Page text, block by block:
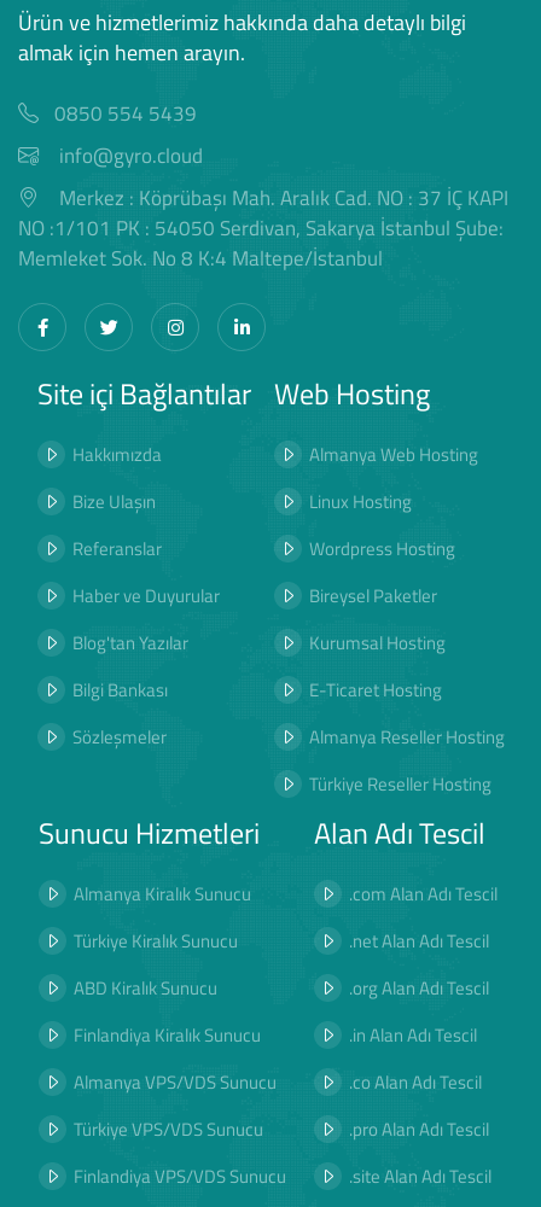
Ürün ve hizmetlerimiz hakkında daha detaylı bilgi
almak için hemen arayın.
0850 554 5439
info@gyro.cloud
Merkez : Köprübaşı Mah. Aralık Cad. NO : 37 İÇ KAPI
NO :1/101 PK : 54050 Serdivan, Sakarya İstanbul Şube:
Memleket Sok. No 8 K:4 Maltepe/İstanbul
Site içi Bağlantılar
Hakkımızda
Bize Ulaşın
Referanslar
Haber ve Duyurular
Blog'tan Yazılar
Bilgi Bankası
Sözleşmeler
Web Hosting
Almanya Web Hosting
Linux Hosting
Wordpress Hosting
Bireysel Paketler
Kurumsal Hosting
E-Ticaret Hosting
Almanya Reseller Hosting
Türkiye Reseller Hosting
Sunucu Hizmetleri
Almanya Kiralık Sunucu
Türkiye Kiralık Sunucu
ABD Kiralık Sunucu
Finlandiya Kiralık Sunucu
Almanya VPS/VDS Sunucu
Türkiye VPS/VDS Sunucu
Finlandiya VPS/VDS Sunucu
Alan Adı Tescil
.com Alan Adı Tescil
.net Alan Adı Tescil
.org Alan Adı Tescil
.in Alan Adı Tescil
.co Alan Adı Tescil
.pro Alan Adı Tescil
.site Alan Adı Tescil